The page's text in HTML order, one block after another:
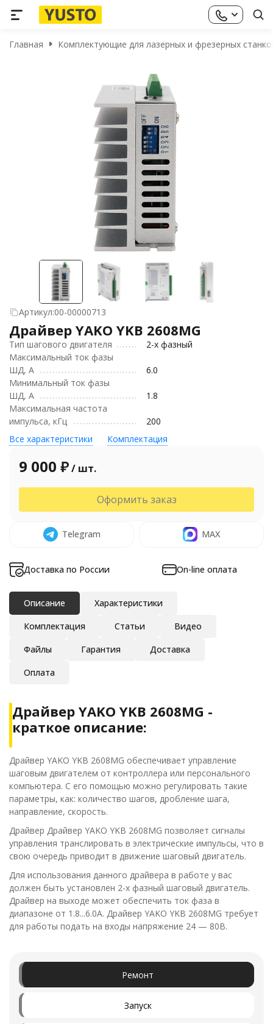
Главная Комплектующие для лазерных и фрезерных
Артикул:00-00000713
Драйвер YAKO YKB 2608MG
Тип шагового двигателя
2-х фазный
Максимальный ток фaзы
ШД, А
6.0
Минимальный ток фaзы
ШД, А
1.8
Максимальная частота
импульса, кГц
200
Все характеристики
Комплектация
9 000 ₽/ шт.
Оформить заказ
Telegram MAX
Доставка по России On-line оплата
Описание
Характеристики
Комплектация
Статьи
Видео
Файлы
Гарантия
Доставка
Оплата
Драйвер YAKO YKB 2608MG -
краткое описание:
Драйвер YAKO YKB 2608MG обеспечивает управление
шаговым двигателем от контроллера или персонального
компьютера. С его помощью можно регулировать такие
параметры, как: количество шагов, дробление шага,
направление, скорость.
Драйвер Драйвер YAKO YKB 2608MG позволяет сигналы
управления транслировать в электрические импульсы, что в
свою очередь приводит в движение шаговый двигатель.
Для использования данного драйвера в работе у вас
должен быть установлен 2-х фазный шаговый двигатель.
Драйвер на выходе может обеспечить ток фаза в
диапазоне от 1.8...6.0А. Драйвер YAKO YKB 2608MG требует
для работы подать на входы напряжение 24 — 80В.
Ремонт
Запуск